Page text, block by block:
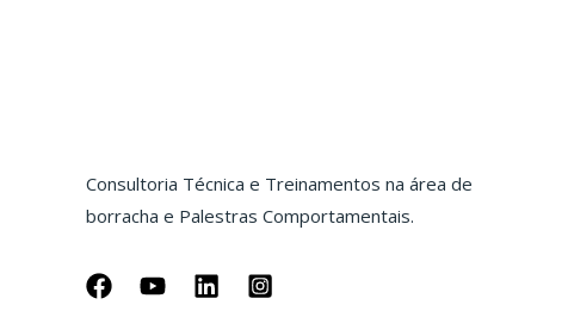
Consultoria Técnica e Treinamentos na área de
borracha e Palestras Comportamentais.